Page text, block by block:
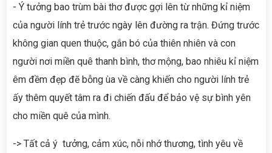
- Ý tưởng bao trùm bài thơ được gợi lên từ những kỉ niệm
của người lính trẻ trước ngày lên đường ra trận. Đứng trước
không gian quen thuộc, gắn bó của thiên nhiên và con
người nơi miền quê thanh bình, thơ mộng, bao nhiêu kỉ niệm
êm đềm đẹp đẽ bỗng ùa về càng khiến cho người lính trẻ
ấy thêm quyết tâm ra đi chiến đấu để bảo vệ sự bình yên
cho miền quê của mình.
-> Tất cả ý tưởng, cảm xúc, nỗi nhớ thương, tình yêu về